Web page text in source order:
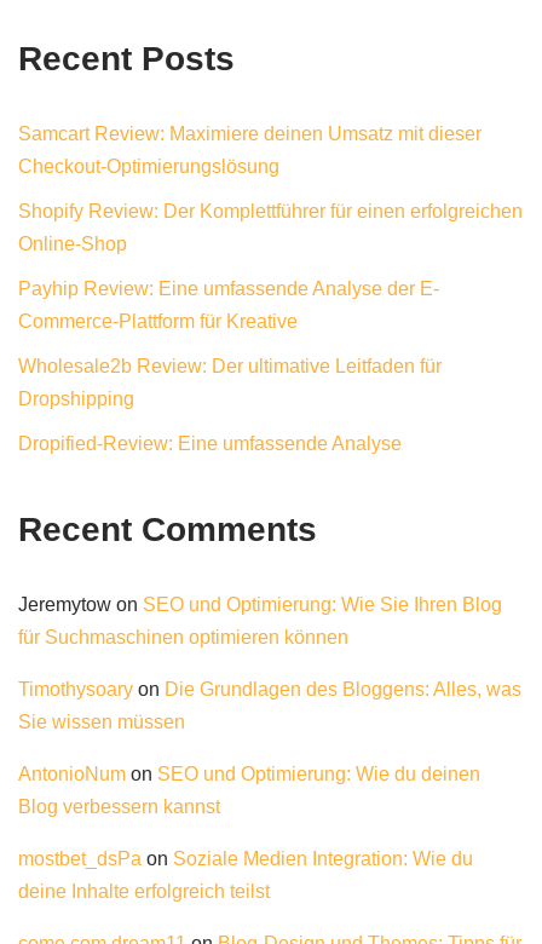
Recent Posts
Samcart Review: Maximiere deinen Umsatz mit dieser
Checkout-Optimierungslösung
Shopify Review: Der Komplettführer für einen erfolgreichen
Online-Shop
Payhip Review: Eine umfassende Analyse der E-
Commerce-Plattform für Kreative
Wholesale2b Review: Der ultimative Leitfaden für
Dropshipping
Dropified-Review: Eine umfassende Analyse
Recent Comments
Jeremytow on SEO und Optimierung: Wie Sie Ihren Blog
für Suchmaschinen optimieren können
Timothysoary on Die Grundlagen des Bloggens: Alles, was
Sie wissen müssen
AntonioNum on SEO und Optimierung: Wie du deinen
Blog verbessern kannst
mostbet_dsPa on Soziale Medien Integration: Wie du
deine Inhalte erfolgreich teilst